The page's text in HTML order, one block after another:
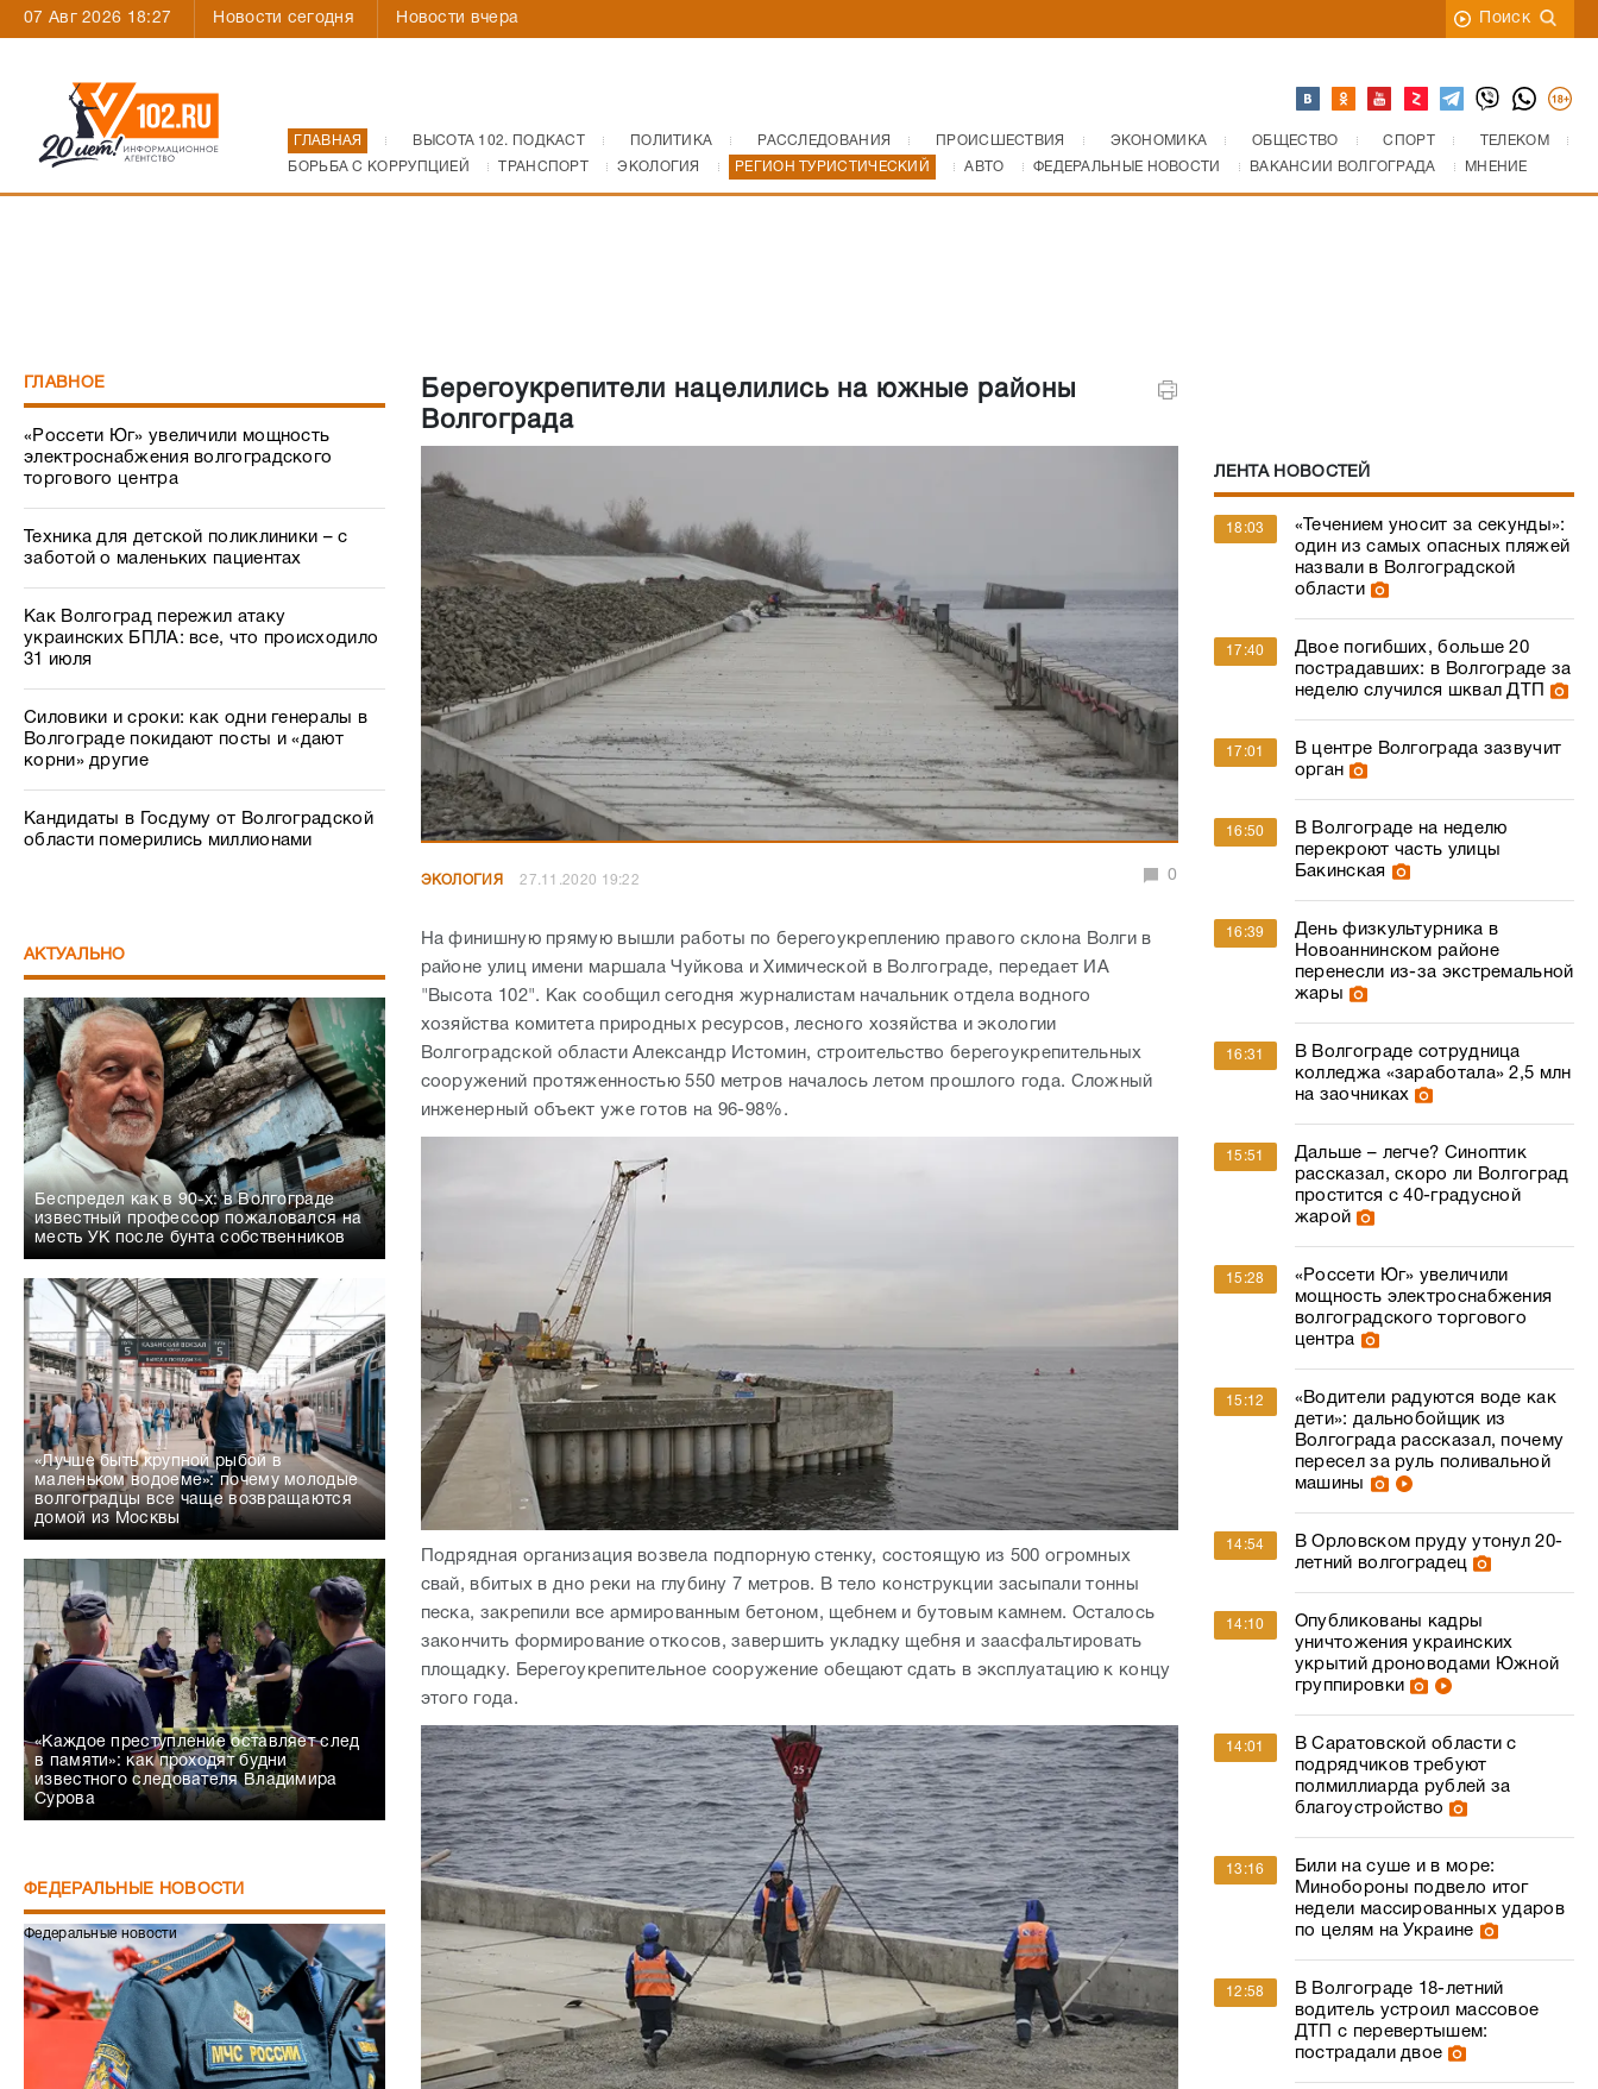
07 Авг 2026 18:27 Новости сегодня Новости вчера Поиск
ГЛАВНАЯ ВЫСОТА 102. ПОДКАСТ ПОЛИТИКА РАССЛЕДОВАНИЯ ПРОИСШЕСТВИЯ ЭКОНОМИКА ОБЩЕСТВО СПОРТ
ТЕЛЕКОМ
БОРЬБА С КОРРУПЦИЕЙ
ТРАНСПОРТ ЭКОЛОГИЯ РЕГИОН ТУРИСТИЧЕСКИЙ АВТО ФЕДЕРАЛЬНЫЕ НОВОСТИ ВАКАНСИИ ВОЛГОГРАДА МНЕНИЕ
Техника для детской поликлиники – с
заботой о маленьких пациентах
Как Волгоград пережил атаку
украинских БПЛА: все, что происходило
31 июля
Силовики и сроки: как одни генералы в
Волгограде покидают посты и «дают
корни» другие
Кандидаты в Госдуму от Волгоградской
области померились миллионами
Беспредел как в 90-х: в Волгограде
известный профессор пожаловался на
месть УК после бунта собственников
«Лучше быть крупной рыбой в
маленьком водоеме»: почему молодые
волгоградцы все чаще возвращаются
домой из Москвы
«Каждое преступление оставляет след
в памяти»: как проходят будни
известного следователя Владимира
Сурова
ФЕДЕРАЛЬНЫЕ НОВОСТИ
Федеральные новости
Сапёры МЧС получили статус ветеранов
ЭКОЛОГИЯ 27.11.2020 19:22 0
На финишную прямую вышли работы по берегоукреплению правого склона Волги в
районе улиц имени маршала Чуйкова и Химической в Волгограде, передает ИА
"Высота 102". Как сообщил сегодня журналистам начальник отдела водного
хозяйства комитета природных ресурсов, лесного хозяйства и экологии
Подрядная организация возвела подпорную стенку, состоящую из 500 огромных
свай, вбитых в дно реки на глубину 7 метров. В тело конструкции засыпали тонны
песка, закрепили все армированным бетоном, щебнем и бутовым камнем. Осталось
закончить формирование откосов, завершить укладку щебня и заасфальтировать
площадку. Берегоукрепительное сооружение обещают сдать в эксплуатацию к концу
этого года.
Объект был построен в рамках федеральной программы "Развитие
водохозяйственного комплекса Российской Федерации в 2012-2020 годах".
Стоимость проекта - 922 миллиона рублей.
17:40
Двое погибших, больше 20
пострадавших: в Волгограде за
неделю случился шквал ДТП
В центре Волгограда зазвучит
орган
В Волгограде на неделю
перекроют часть улицы
Бакинская
День физкультурника в
Новоаннинском районе
перенесли из-за экстремальной
В Волгограде сотрудница
колледжа «заработала» 2,5 млн
на заочниках
Дальше – легче? Синоптик
рассказал, скоро ли Волгоград
простится с 40-градусной
«Россети Юг» увеличили
мощность электроснабжения
волгоградского торгового
центра
«Водители радуются воде как
дети»: дальнобойщик из
Волгограда рассказал, почему
пересел за руль поливальной
машины
14:54
В Орловском пруду утонул 20-
летний волгоградец
Опубликованы кадры
уничтожения украинских
укрытий дроноводами Южной
группировки
В Саратовской области с
подрядчиков требуют
полмиллиарда рублей за
благоустройство
Били на суше и в море:
Минобороны подвело итог
недели массированных ударов
по целям на Украине
В Волгограде 18-летний
водитель устроил массовое
ДТП с перевертышем:
пострадали двое
Волгоградцы стали чаще
жаловаться на блокировки
Андрей Бочаров обсудил
планы развития Серафимовича